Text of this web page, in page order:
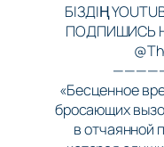
БІЗДІҢ
ПОДПИШИСЬ
«Бесценное
бросающих
в отчаянной